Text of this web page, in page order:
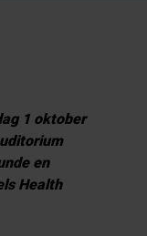
1 oktober
en
Health